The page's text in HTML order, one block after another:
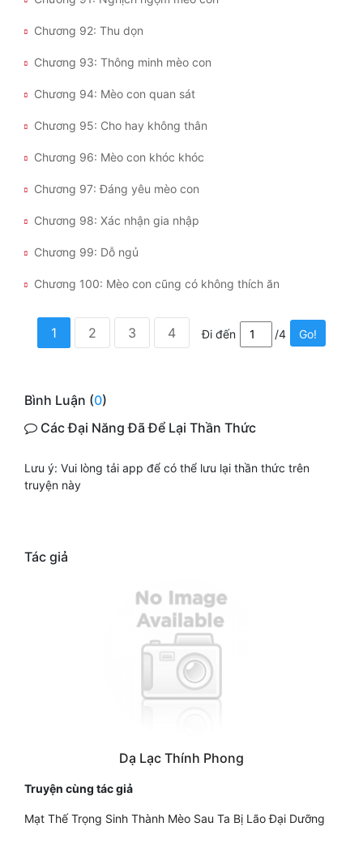
Chương 92: Thu dọn
Chương 93: Thông minh mèo con
Chương 94: Mèo con quan sát
Chương 95: Cho hay không thân
Chương 96: Mèo con khóc khóc
Chương 97: Đáng yêu mèo con
Chương 98: Xác nhận gia nhập
Chương 99: Dỗ ngủ
Chương 100: Mèo con cũng có không thích ăn
1 2 3 4 Đi đến /4 Go!
Bình Luận (0)
Các Đại Năng Đã Để Lại Thần Thức
Lưu ý: Vui lòng tải app để có thể lưu lại thần thức trên
truyện này
Tác giả
Dạ Lạc Thính Phong
Truyện cùng tác giả
Mạt Thế Trọng Sinh Thành Mèo Sau Ta Bị Lão Đại Dưỡng